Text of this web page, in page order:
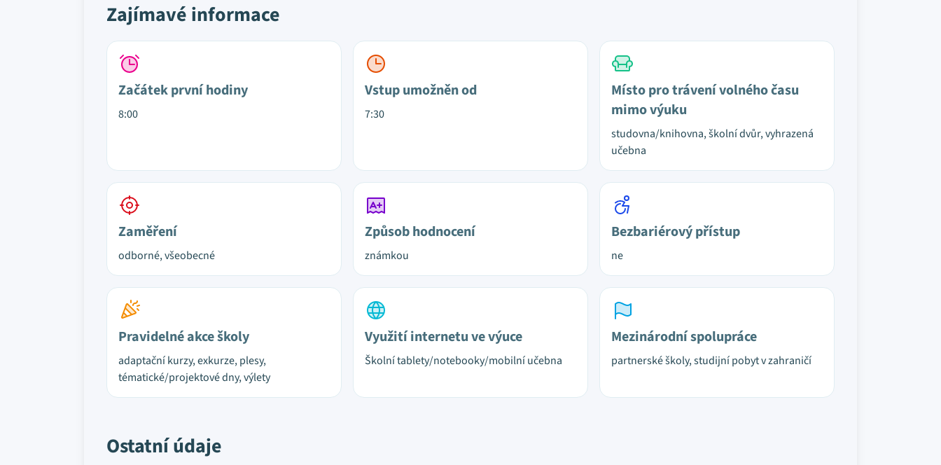
Zajímavé informace
Začátek první hodiny
8:00
Vstup umožněn od
7:30
Místo pro trávení volného času
mimo výuku
studovna/knihovna, školní dvůr, vyhrazená
učebna
Zaměření
odborné, všeobecné
Způsob hodnocení
známkou
Bezbariérový přístup
ne
Pravidelné akce školy
adaptační kurzy, exkurze, plesy,
tématické/projektové dny, výlety
Využití internetu ve výuce
Školní tablety/notebooky/mobilní učebna
Mezinárodní spolupráce
partnerské školy, studijní pobyt v zahraničí
Ostatní údaje